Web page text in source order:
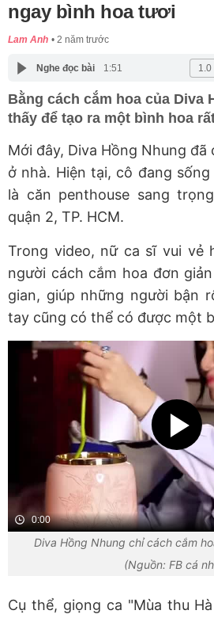
ngay bình hoa tươi
Lam Anh 2 năm trước
Nghe đọc bài 1:51
Bằng cách cắm hoa của Diva
thấy để tạo ra một bình hoa
Mới đây, Diva Hồng Nhung đã
ở nhà. Hiện tại, cô đang
là căn penthouse sang
quận 2, TP. HCM.
Trong video, nữ ca sĩ vui vẻ
người cách cắm hoa đơn
gian, giúp những người bận
tay cũng có thể có được một
0:00
Diva Hồng Nhung chỉ cách cắm
(Nguồn: FB cá
Cụ thể, giọng ca "Mùa thu